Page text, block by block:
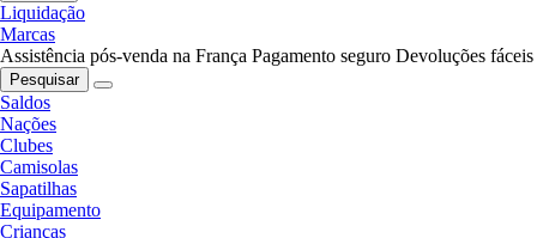
Liquidação
Marcas
Assistência pós-venda na França Pagamento seguro Devoluções fáceis
Pesquisar
Saldos
Nações
Clubes
Camisolas
Sapatilhas
Equipamento
Crianças